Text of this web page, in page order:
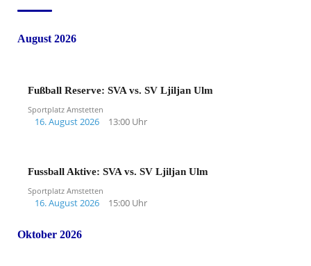
August 2026
Fußball Reserve: SVA vs. SV Ljiljan Ulm
Sportplatz Amstetten
16. August 2026 13:00 Uhr
Fussball Aktive: SVA vs. SV Ljiljan Ulm
Sportplatz Amstetten
16. August 2026 15:00 Uhr
Oktober 2026